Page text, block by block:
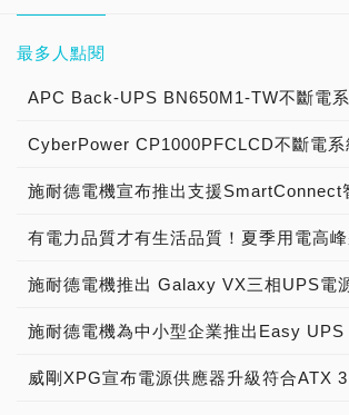
最多人點閱
施耐德電機推出 Galaxy VX三相UPS電